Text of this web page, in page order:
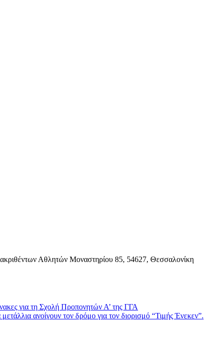
Αθλητών Μοναστηρίου 85, 54627, Θεσσαλονίκη
για τη Σχολή Προπονητών Α’ της ΓΓΑ
ανοίγουν τον δρόμο για τον διορισμό “Τιμής Ένεκεν”.